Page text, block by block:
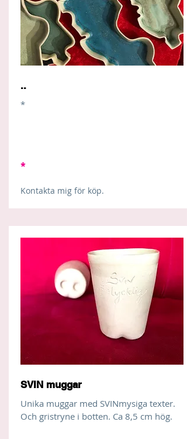
..
*
*
Kontakta mig för köp.
SVIN muggar
Unika muggar med SVINmysiga texter.
Och gristryne i botten. Ca 8,5 cm hög.